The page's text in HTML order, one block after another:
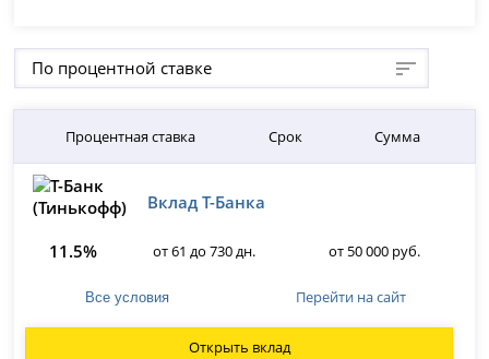
По процентной ставке
Процентная ставка Срок Сумма
Вклад Т-Банка
11.5% от 61 до 730 дн. от 50 000 руб.
Все условия Перейти на сайт
Открыть вклад